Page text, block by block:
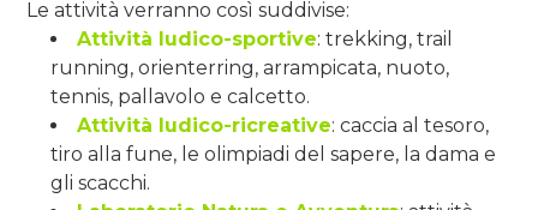
Le attività verranno così suddivise:
Attività ludico-sportive: trekking, trail
running, orienterring, arrampicata, nuoto,
tennis, pallavolo e calcetto.
Attività ludico-ricreative: caccia al tesoro,
tiro alla fune, le olimpiadi del sapere, la dama e
gli scacchi.